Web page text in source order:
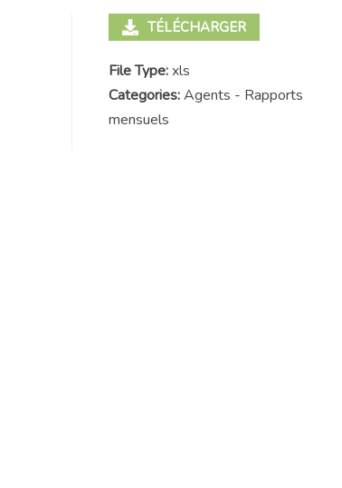
TÉLÉCHARGER
File Type:xls
Categories:Agents - Rapports
mensuels